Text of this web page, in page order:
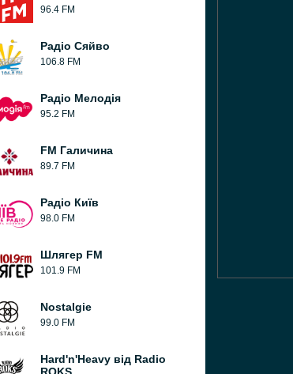
96.4 FM
Радіо Сяйво
106.8 FM
Радіо Мелодія
95.2 FM
FM Галичина
89.7 FM
Радіо Київ
98.0 FM
Шлягер FM
101.9 FM
Nostalgie
99.0 FM
Hard'n'Heavy від Radio